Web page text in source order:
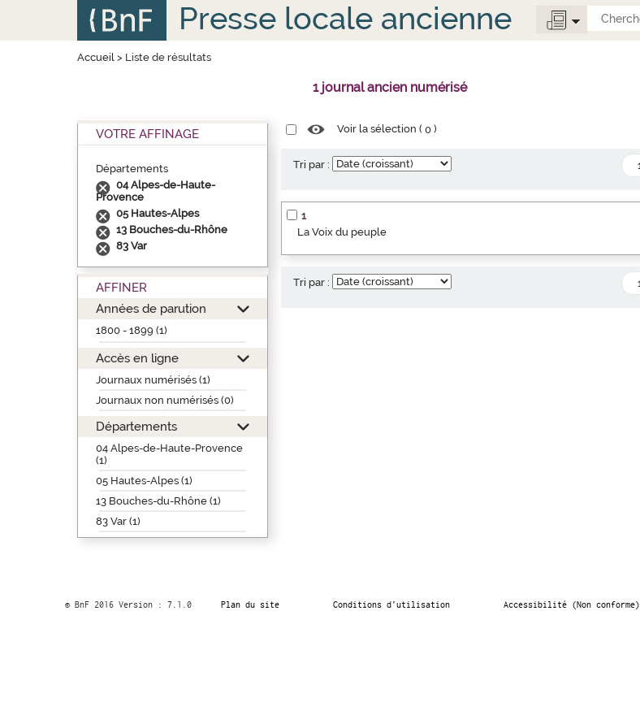
Presse locale ancienne
Accueil> Liste de résultats
1 journal ancien numérisé
VOTRE AFFINAGE
Départements
04 Alpes-de-Haute-
Provence
05 Hautes-Alpes
13 Bouches-du-Rhône
83 Var
AFFINER
Années de parution
1800 - 1899 (1)
Accès en ligne
Journaux numérisés (1)
Journaux non numérisés (0)
Départements
04 Alpes-de-Haute-Provence
(1)
05 Hautes-Alpes (1)
13 Bouches-du-Rhône (1)
83 Var (1)
Voir la sélection (0 )
Tri par :
1
La Voix du peuple
Tri par :
© BnF 2016 Version : 7.1.0 Plan du site Conditions d’utilisation Accessibilité (Non conforme)
Panneau de gestion des cookies